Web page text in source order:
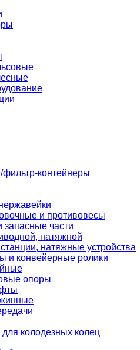
фильтр-контейнеры
и противовесы
части
натяжной
натяжные устройства
и конвейерные ролики
опоры
колодезных колец